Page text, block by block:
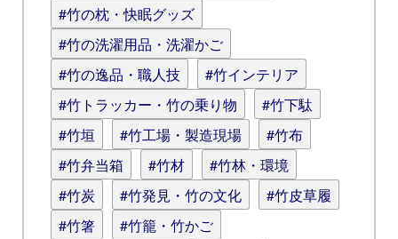
#竹の枕・快眠グッズ
#竹の洗濯用品・洗濯かご
#竹の逸品・職人技
#竹インテリア
#竹トラッカー・竹の乗り物
#竹下駄
#竹垣
#竹工場・製造現場
#竹布
#竹弁当箱
#竹材
#竹林・環境
#竹炭
#竹発見・竹の文化
#竹皮草履
#竹箸
#竹籠・竹かご